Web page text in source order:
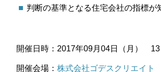
判断の基準となる住宅会社の指標が
開催日時：2017年09月04日（月）
開催会場： 株式会社ゴデスクリエイト